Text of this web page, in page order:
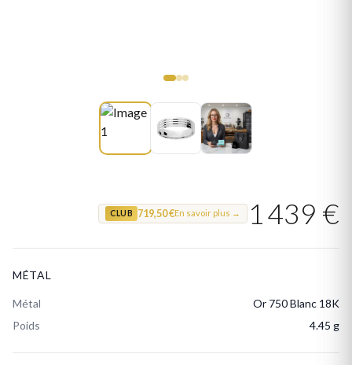
CLUB 719,50 €En savoir plus → 1 439 €
MÉTAL
Métal
Or 750 Blanc 18K
Poids
4.45 g